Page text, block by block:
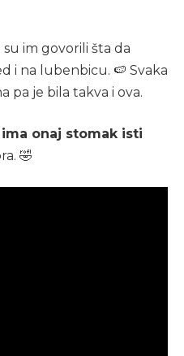
im govorili šta da
i na lubenbicu. 🍉 Svaka
pa je bila takva i ova.
ima onaj stomak isti
🤣